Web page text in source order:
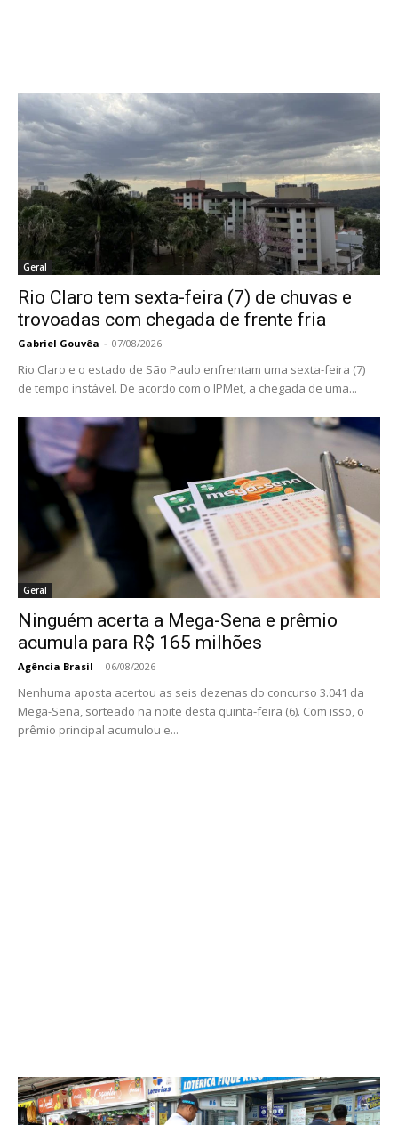
Geral
Rio Claro tem sexta-feira (7) de chuvas e
trovoadas com chegada de frente fria
Gabriel Gouvêa - 07/08/2026
Rio Claro e o estado de São Paulo enfrentam uma sexta-feira (7)
de tempo instável. De acordo com o IPMet, a chegada de uma...
Geral
Ninguém acerta a Mega-Sena e prêmio
acumula para R$ 165 milhões
Agência Brasil - 06/08/2026
Nenhuma aposta acertou as seis dezenas do concurso 3.041 da
Mega-Sena, sorteado na noite desta quinta-feira (6). Com isso, o
prêmio principal acumulou e...